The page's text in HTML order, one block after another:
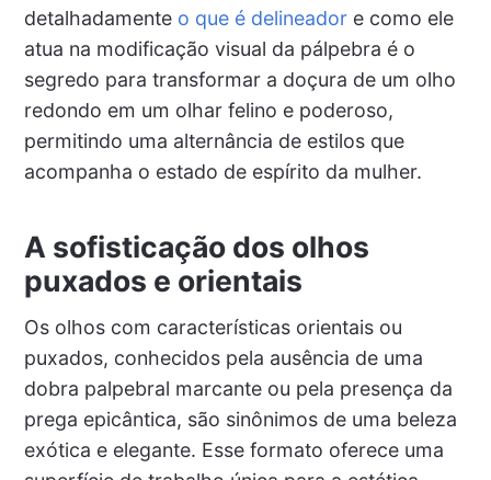
detalhadamente o que é delineadore como ele
atua na modificação visual da pálpebra é o
segredo para transformar a doçura de um olho
redondo em um olhar felino e poderoso,
permitindo uma alternância de estilos que
acompanha o estado de espírito da mulher.
A sofisticação dos olhos
puxados e orientais
Os olhos com características orientais ou
puxados, conhecidos pela ausência de uma
dobra palpebral marcante ou pela presença da
prega epicântica, são sinônimos de uma beleza
exótica e elegante. Esse formato oferece uma